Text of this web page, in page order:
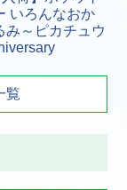
いろんなおか
み～ピカチュウ
覧